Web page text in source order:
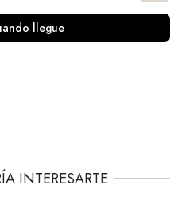
llegue
INTERESARTE